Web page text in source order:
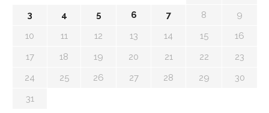
3
4 5 6 7 8
9
10
11 12 13 14 15
16
17
18 19 20 21 22
23
24
25 26 27 28 29
30
31